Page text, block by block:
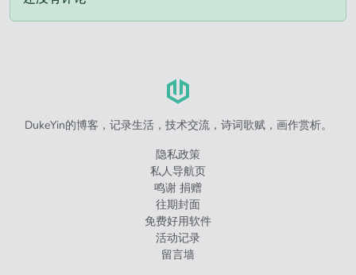
DukeYin的博客，记录生活，技术交流，诗词歌赋，画作赏析。
隐私政策
私人导航页
鸣谢 捐赠
往期封面
免费好用软件
活动记录
留言墙